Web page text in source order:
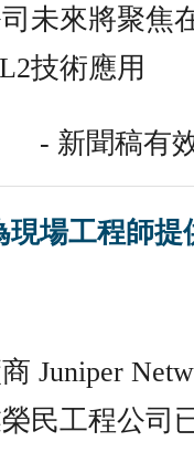
未來將聚焦
技術應用
- 新聞稿有
場工程師
Juniper
民工程公司